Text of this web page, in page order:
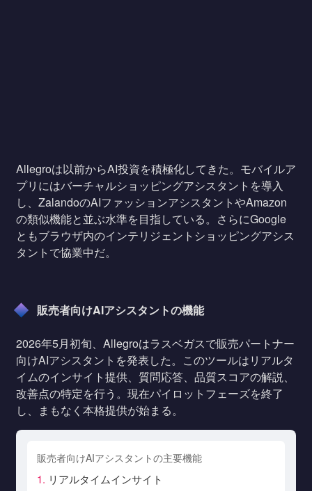
Allegroは以前からAI投資を積極化してきた。モバイルア
プリにはバーチャルショッピングアシスタントを導入
し、ZalandoのAIファッションアシスタントやAmazon
の類似機能と並ぶ水準を目指している。さらにGoogle
ともブラウザ内のインテリジェントショッピングアシス
タントで協業中だ。
販売者向けAIアシスタントの機能
2026年5月初旬、Allegroはラスベガスで販売パートナー
向けAIアシスタントを発表した。このツールはリアルタ
イムのインサイト提供、質問応答、品質スコアの解説、
改善点の特定を行う。現在パイロットフェーズを終了
し、まもなく本格提供が始まる。
販売者向けAIアシスタントの主要機能
1. リアルタイムインサイト